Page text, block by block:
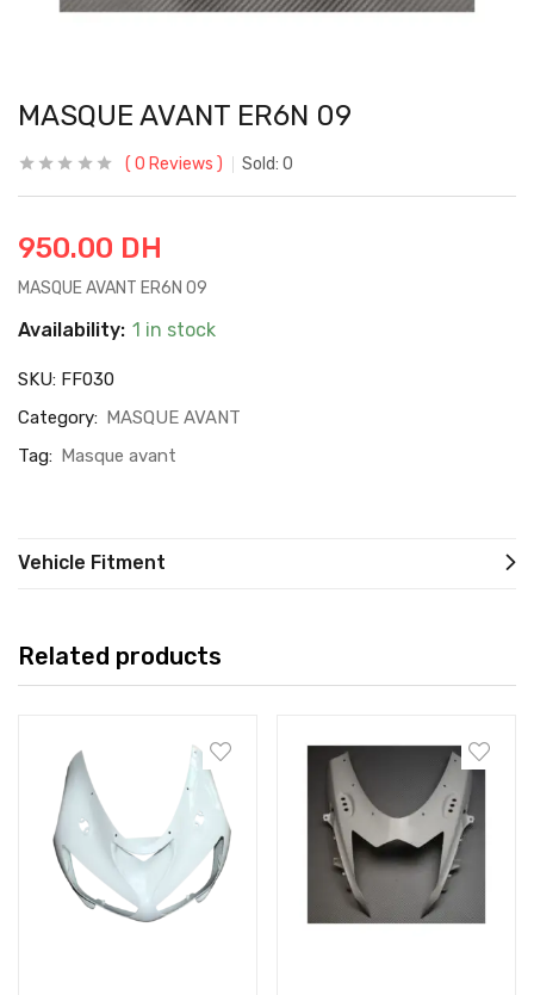
MASQUE AVANT ER6N 09
0 Reviews Sold: 0
950.00 DH
MASQUE AVANT ER6N 09
Availability: 1 in stock
SKU: FF030
Category: MASQUE AVANT
Tag: Masque avant
Vehicle Fitment
Related products